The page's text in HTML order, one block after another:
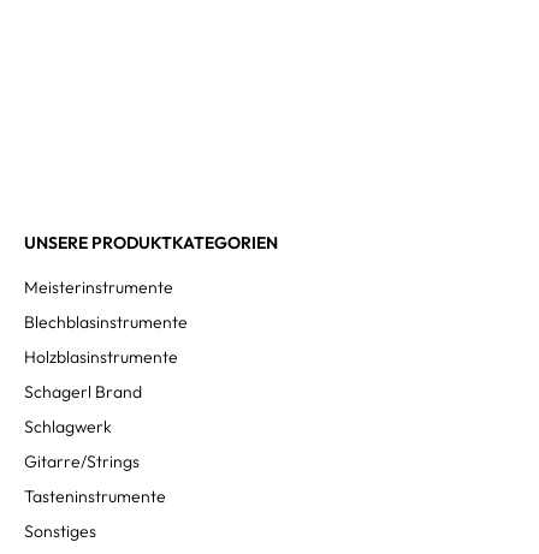
UNSERE PRODUKTKATEGORIEN
Meisterinstrumente
Blechblasinstrumente
Holzblasinstrumente
Schagerl Brand
Schlagwerk
Gitarre/Strings
Tasteninstrumente
Sonstiges